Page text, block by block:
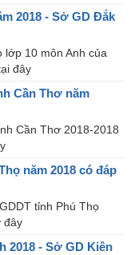
2018 - Sở GD Đắk
lớp 10 môn Anh của
đây
Cần Thơ năm
Cần Thơ 2018-2018
năm 2018 có đáp
tỉnh Phú Thọ
đây
2018 - Sở GD Kiên